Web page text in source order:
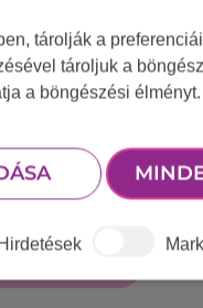
tárolják a
tároljuk a
a böngészési élményt.
Hirdetések